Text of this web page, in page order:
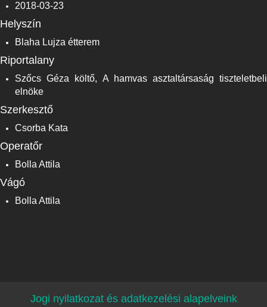
2018-03-23
Helyszín
Blaha Lujza étterem
Riportalany
Szőcs Géza költő, A hamvas asztaltársaság tiszteletbeli
elnöke
Szerkesztő
Csorba Kata
Operatőr
Bolla Attila
Vágó
Bolla Attila
Jogi nyilatkozat és adatkezelési alapelveink